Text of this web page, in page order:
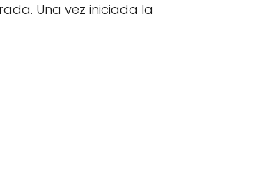
Una vez iniciada la